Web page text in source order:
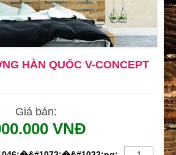
HÀN QUỐC V-CONCEPT
Giá bán:
VNĐ